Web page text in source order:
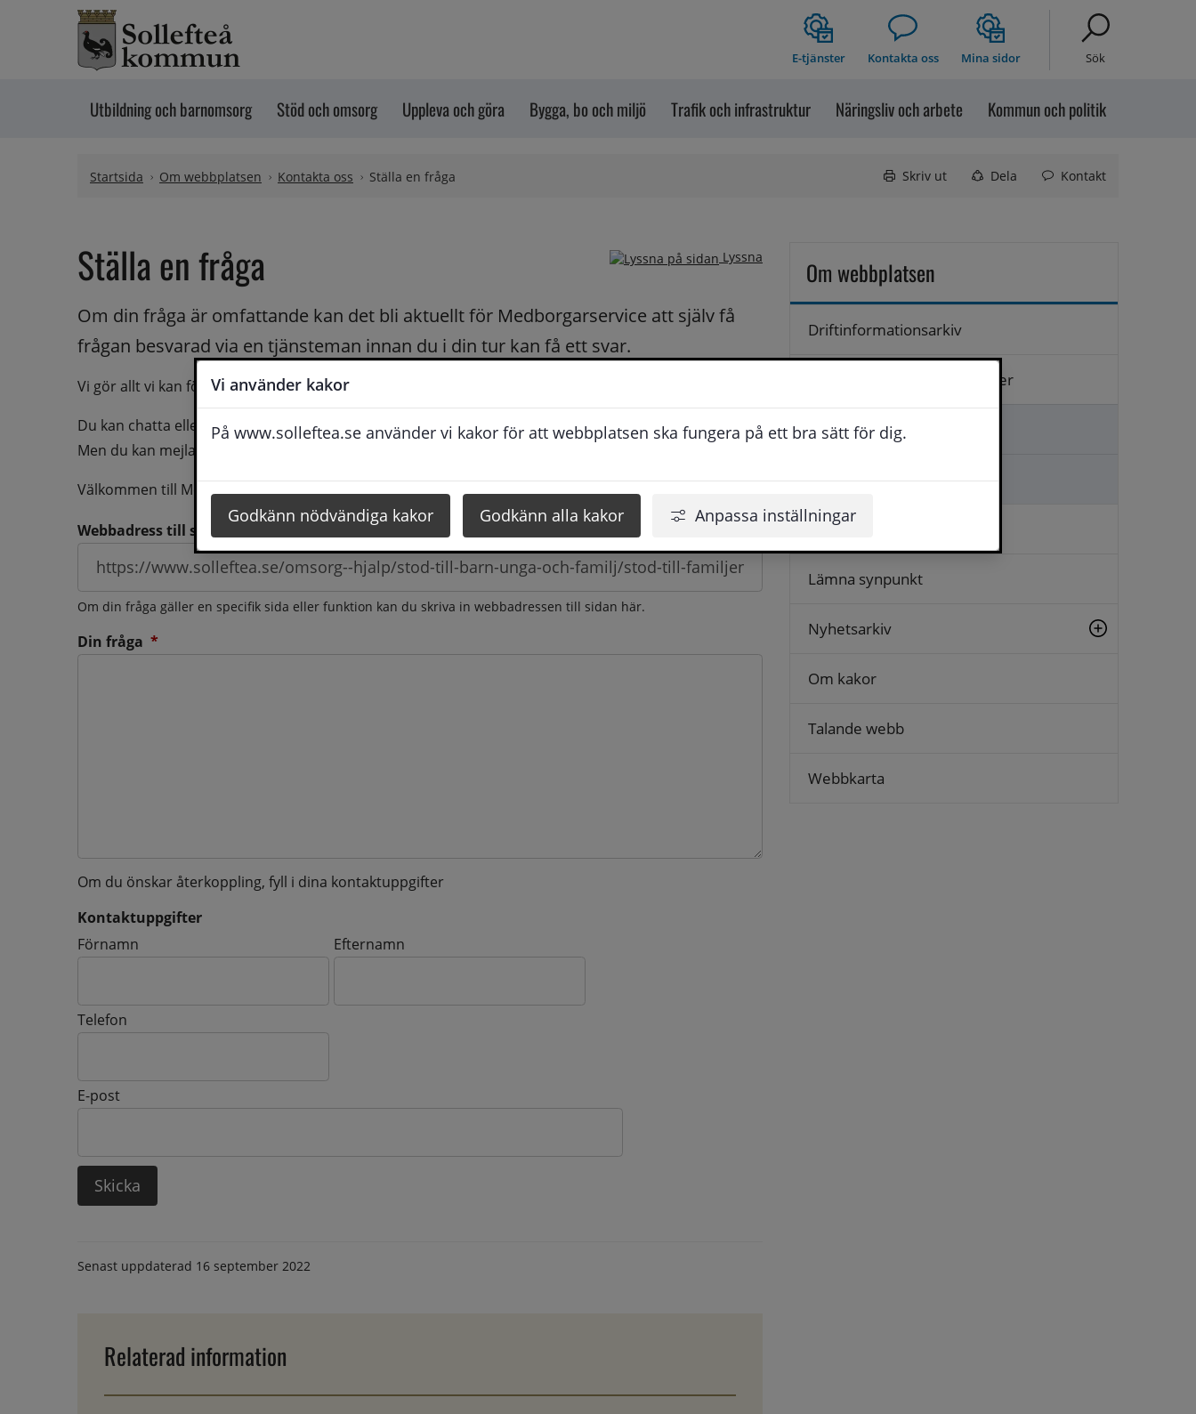
Vi använder kakor
På www.solleftea.se använder vi kakor för att webbplatsen ska fungera på ett bra sätt för dig.
Godkänn nödvändiga kakor Godkänn alla kakor Anpassa inställningar
Hoppa till innehåll
E-tjänster Kontakta oss Mina sidor Sök
Utbildning och barnomsorg Stöd och omsorg Uppleva och göra Bygga, bo och miljö Trafik och infrastruktur Näringsliv och arbete Kommun och politik
Startsida Om webbplatsen Kontakta oss Ställa en fråga Skriv ut Dela Kontakt
Lyssna
Ställa en fråga
Om din fråga är omfattande kan det bli aktuellt för Medborgarservice att själv få
frågan besvarad via en tjänsteman innan du i din tur kan få ett svar.
Vi gör allt vi kan för att du ska få hjälp och svar på dina frågor fortast möjligt.
Du kan chatta eller ringa oss med din fråga så besvarar vi dig så snabbt som möjligt under arbetstid.
Men du kan mejla oss din fråga dygnt runt och du få svaret inom 2 - 4 arbetsdagar.
Välkommen till Medborgarservice!
Webbadress till sidan som frågan berör
Om din fråga gäller en specifik sida eller funktion kan du skriva in webbadressen till sidan här.
Din fråga *
Om du önskar återkoppling, fyll i dina kontaktuppgifter
Kontaktuppgifter
Kontaktuppgifter
Förnamn Efternamn
Telefon
E-post
Senast uppdaterad 16 september 2022
Relaterad information
Om webbplatsen
Driftinformationsarkiv
Hantering av personuppgifter
Kontakta oss
Ställa en fråga
Logga in
Lämna synpunkt
Nyhetsarkiv
Om kakor
Talande webb
Webbkarta